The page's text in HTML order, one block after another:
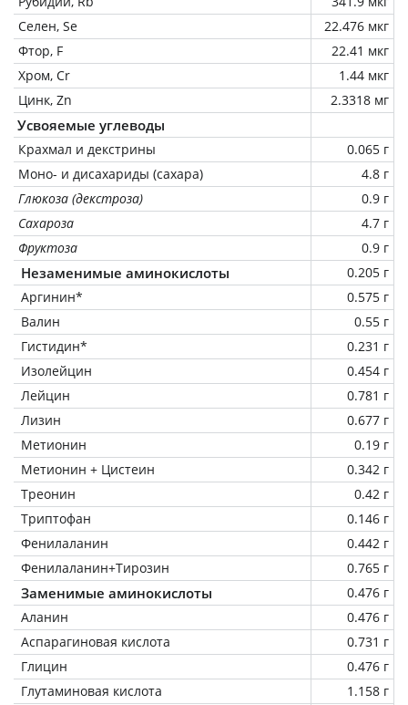
Селен, Se
22.476 мкг
Фтор, F
22.41 мкг
Хром, Cr
1.44 мкг
Цинк, Zn
2.3318 мг
Усвояемые углеводы
Крахмал и декстрины
0.065 г
Моно- и дисахариды (сахара)
4.8 г
Глюкоза (декстроза)
0.9 г
Сахароза
4.7 г
Фруктоза
0.9 г
Незаменимые аминокислоты
0.205 г
Аргинин*
0.575 г
Валин
0.55 г
Гистидин*
0.231 г
Изолейцин
0.454 г
Лейцин
0.781 г
Лизин
0.677 г
Метионин
0.19 г
Метионин + Цистеин
0.342 г
Треонин
0.42 г
Триптофан
0.146 г
Фенилаланин
0.442 г
Фенилаланин+Тирозин
0.765 г
Заменимые аминокислоты
0.476 г
Аланин
0.476 г
Аспарагиновая кислота
0.731 г
Глицин
0.476 г
Глутаминовая кислота
1.158 г